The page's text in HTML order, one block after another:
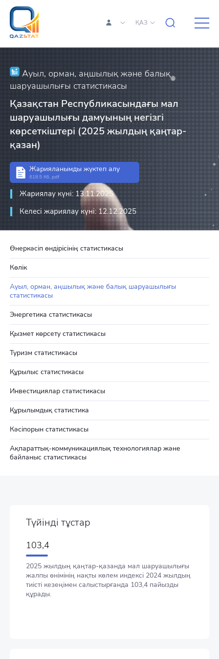
ҚАЗ
Өнеркәсіп өндірісінің статистикасы
Көлік
Ауыл, орман, аңшылық және балық шаруашылығы
статистикасы
Энергетика статистикасы
Қызмет көрсету статистикасы
Туризм статистикасы
Құрылыс статистикасы
Инвестициялар статистикасы
Құрылымдық статистика
Кәсіпорын статистикасы
Ақпараттық-коммуникациялық технологиялар және
байланыс статистикасы
Ауыл, орман, аңшылық және балық
шаруашылығы статистикасы
Қазақстан Республикасындағы мал
шаруашылығы дамуының негізгі
көрсеткіштері (2025 жылдың қаңтар-
қазан)
Жарияланымды жүктеп алу
618.5 Кб, pdf
Жариялау күні: 13.11.2025
Келесі жариялау күні: 12.12.2025
Түйінді тұстар
103,4
2025 жылдың қаңтар-қазанда мал шаруашылығы
жалпы өнімінің нақты көлем индексі 2024 жылдың
тиісті кезеңімен салыстырғанда 103,4 пайызды
құрады.